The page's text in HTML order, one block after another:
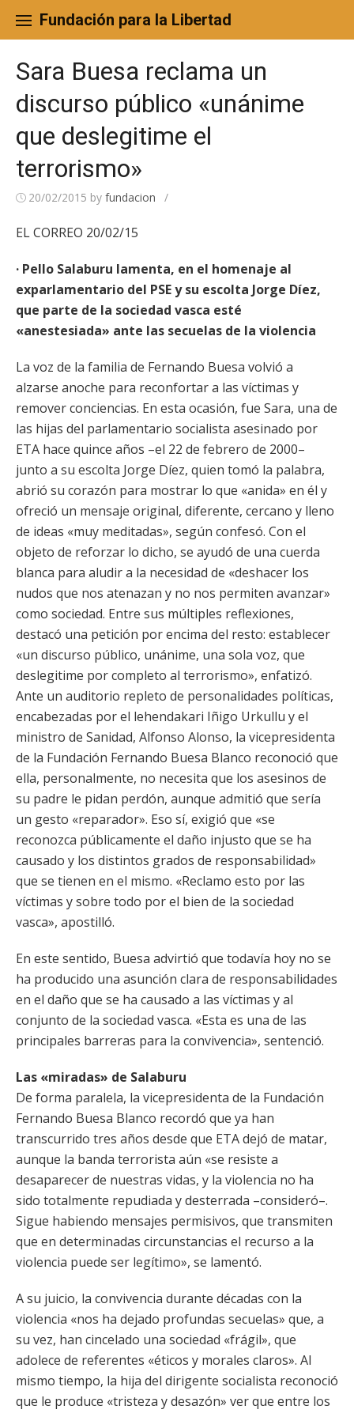
content
Fundación para la Libertad
Sara Buesa reclama un
discurso público «unánime
que deslegitime el
terrorismo»
20/02/2015 by fundacion /
EL CORREO 20/02/15
· Pello Salaburu lamenta, en el homenaje al
exparlamentario del PSE y su escolta Jorge Díez,
que parte de la sociedad vasca esté
«anestesiada» ante las secuelas de la violencia
La voz de la familia de Fernando Buesa volvió a
alzarse anoche para reconfortar a las víctimas y
remover conciencias. En esta ocasión, fue Sara, una de
las hijas del parlamentario socialista asesinado por
ETA hace quince años –el 22 de febrero de 2000–
junto a su escolta Jorge Díez, quien tomó la palabra,
abrió su corazón para mostrar lo que «anida» en él y
ofreció un mensaje original, diferente, cercano y lleno
de ideas «muy meditadas», según confesó. Con el
objeto de reforzar lo dicho, se ayudó de una cuerda
blanca para aludir a la necesidad de «deshacer los
nudos que nos atenazan y no nos permiten avanzar»
como sociedad. Entre sus múltiples reflexiones,
destacó una petición por encima del resto: establecer
«un discurso público, unánime, una sola voz, que
deslegitime por completo al terrorismo», enfatizó.
Ante un auditorio repleto de personalidades políticas,
encabezadas por el lehendakari Iñigo Urkullu y el
ministro de Sanidad, Alfonso Alonso, la vicepresidenta
de la Fundación Fernando Buesa Blanco reconoció que
ella, personalmente, no necesita que los asesinos de
su padre le pidan perdón, aunque admitió que sería
un gesto «reparador». Eso sí, exigió que «se
reconozca públicamente el daño injusto que se ha
causado y los distintos grados de responsabilidad»
que se tienen en el mismo. «Reclamo esto por las
víctimas y sobre todo por el bien de la sociedad
vasca», apostilló.
En este sentido, Buesa advirtió que todavía hoy no se
ha producido una asunción clara de responsabilidades
en el daño que se ha causado a las víctimas y al
conjunto de la sociedad vasca. «Esta es una de las
principales barreras para la convivencia», sentenció.
Las «miradas» de Salaburu
De forma paralela, la vicepresidenta de la Fundación
Fernando Buesa Blanco recordó que ya han
transcurrido tres años desde que ETA dejó de matar,
aunque la banda terrorista aún «se resiste a
desaparecer de nuestras vidas, y la violencia no ha
sido totalmente repudiada y desterrada –consideró–.
Sigue habiendo mensajes permisivos, que transmiten
que en determinadas circunstancias el recurso a la
violencia puede ser legítimo», se lamentó.
A su juicio, la convivencia durante décadas con la
violencia «nos ha dejado profundas secuelas» que, a
su vez, han cincelado una sociedad «frágil», que
adolece de referentes «éticos y morales claros». Al
mismo tiempo, la hija del dirigente socialista reconoció
que le produce «tristeza y desazón» ver que entre los